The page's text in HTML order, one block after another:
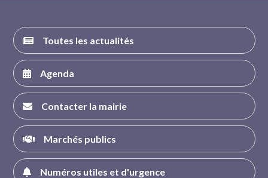
Toutes les actualités
Agenda
Contacter la mairie
Marchés publics
Numéros utiles et d'urgence